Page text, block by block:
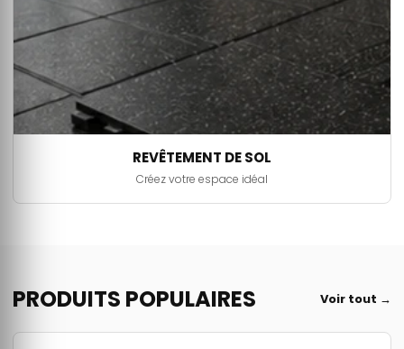
REVÊTEMENT DE SOL
Créez votre espace idéal
PRODUITS POPULAIRES Voir tout →